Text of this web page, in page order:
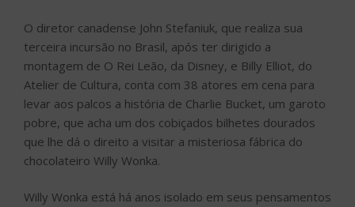
O diretor canadense John Stefaniuk, que realiza sua
terceira incursão no Brasil, após ter dirigido a
montagem de O Rei Leão, da Disney, e Billy Elliot, do
Atelier de Cultura, conta com 38 atores em cena para
levar aos palcos a história de Charlie Bucket, um garoto
pobre, que acha um dos cobiçados bilhetes dourados
que lhe dá o direito a visitar a misteriosa fábrica do
chocolateiro Willy Wonka.
Willy Wonka está há anos isolado em seus pensamentos